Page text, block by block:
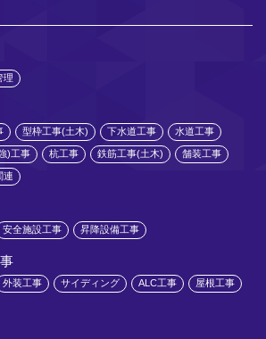
理
型枠工事(土木) 下水道工事 水道工事
)工事 杭工事 鉄筋工事(土木) 舗装工事
連
安全施設工事 昇降設備工事
外装工事 サイディング ALC工事 屋根工事